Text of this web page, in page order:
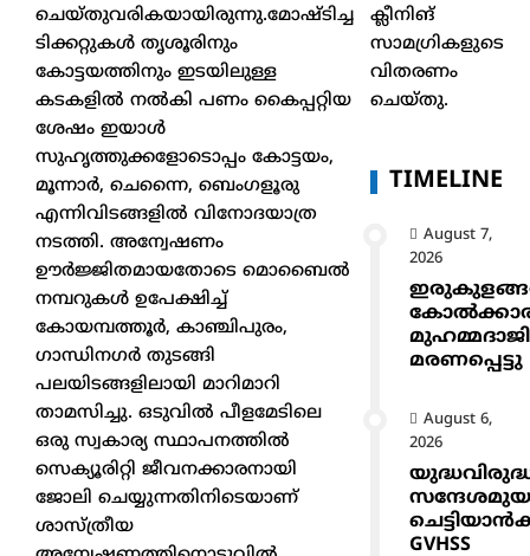
ചെയ്തുവരികയായിരുന്നു.മോഷ്ടിച്ച
ടിക്കറ്റുകൾ തൃശൂരിനും
കോട്ടയത്തിനും ഇടയിലുള്ള
കടകളിൽ നൽകി പണം കൈപ്പറ്റിയ
ശേഷം ഇയാൾ
സുഹൃത്തുക്കളോടൊപ്പം കോട്ടയം,
മൂന്നാർ, ചെന്നൈ, ബെംഗളൂരു
എന്നിവിടങ്ങളിൽ വിനോദയാത്ര
നടത്തി. അന്വേഷണം
ഊർജ്ജിതമായതോടെ മൊബൈൽ
നമ്പറുകൾ ഉപേക്ഷിച്ച്
കോയമ്പത്തൂർ, കാഞ്ചിപുരം,
ഗാന്ധിനഗർ തുടങ്ങി
പലയിടങ്ങളിലായി മാറിമാറി
താമസിച്ചു. ഒടുവിൽ പീളമേടിലെ
ഒരു സ്വകാര്യ സ്ഥാപനത്തിൽ
സെക്യൂരിറ്റി ജീവനക്കാരനായി
ജോലി ചെയ്യുന്നതിനിടെയാണ്
ശാസ്ത്രീയ
ക്ലീനിങ്
സാമഗ്രികളുടെ
വിതരണം
ചെയ്തു.
TIMELINE
August 7,
2026
മുഹമ്മദാജി
മരണപ്പെട്ടു
August 6,
2026
GVHSS